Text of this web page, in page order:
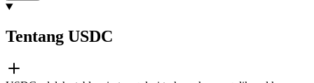
Tentang USDC